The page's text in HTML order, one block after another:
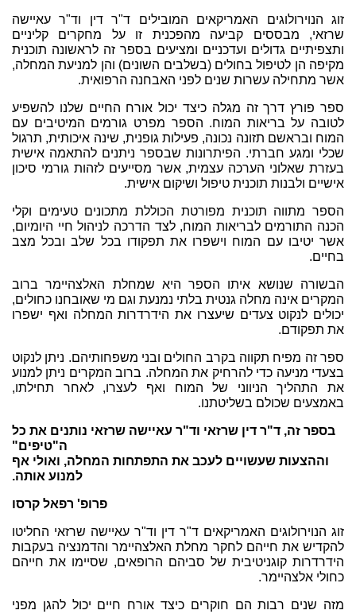
זוג הנוירולוגים האמריקאים המובילים ד"ר דין וד"ר עאיישה
שרזאי, מבססים קביעה מהפכנית זו על מחקרים קליניים
ותצפיתיים גדולים ועדכניים ומציעים בספר זה לראשונה תוכנית
מקיפה הן לטיפול בחולים (בשלבים השונים) והן למניעת המחלה,
אשר מתחילה עשרות שנים לפני האבחנה הרפואית.
ספר פורץ דרך זה מגלה כיצד יכול אורח החיים שלנו להשפיע
לטובה על בריאות המוח. הספר מפרט גורמים המיטיבים עם
המוח ובראשם תזונה נכונה, פעילות גופנית, שינה איכותית, תרגול
שכלי ומגע חברתי. הפיתרונות שבספר ניתנים להתאמה אישית
בעזרת שאלוני הערכה עצמית, אשר מסייעים לזהות גורמי סיכון
אישיים ולבנות תוכנית טיפול ושיקום אישית.
הספר מתווה תוכנית מפורטת הכוללת מתכונים טעימים וקלי
הכנה התורמים לבריאות המוח, לצד הדרכה לניהול חיי היומיום,
אשר יטיבו עם המוח וישפרו את תפקודו בכל שלב ובכל מצב
בחיים.
הבשורה שנושא איתו הספר היא שמחלת האלצהיימר ברוב
המקרים אינה מחלה גנטית בלתי נמנעת וגם מי שאובחנו כחולים,
יכולים לנקוט צעדים שיעצרו את הידרדרות המחלה ואף ישפרו
את תפקודם.
ספר זה מפיח תקווה בקרב החולים ובני משפחותיהם. ניתן לנקוט
בצעדי מניעה כדי להרחיק את המחלה. ברוב המקרים ניתן למנוע
את התהליך הניווני של המוח ואף לעצרו, לאחר תחילתו,
באמצעים שכולם בשליטתנו.
בספר זה, ד"ר דין שרזאי וד"ר עאיישה שרזאי נותנים את כל
ה"טיפים"
וההצעות שעשויים לעכב את התפתחות המחלה, ואולי אף
למנוע אותה.
פרופ' רפאל קרסו
זוג הנוירולוגים האמריקאים ד"ר דין וד"ר עאיישה שרזאי החליטו
להקדיש את חייהם לחקר מחלת האלצהיימר והדמנציה בעקבות
הידרדרות קוגניטיבית של סביהם הרופאים, שסיימו את חייהם
כחולי אלצהיימר.
מזה שנים רבות הם חוקרים כיצד אורח חיים יכול להגן מפני